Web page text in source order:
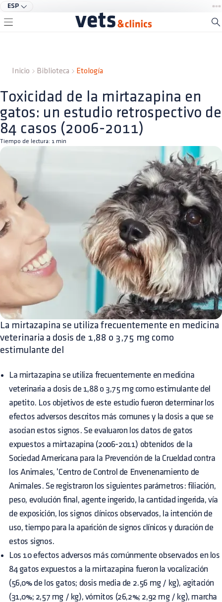
ESP
Inicio Biblioteca Etología
Toxicidad de la mirtazapina en
gatos: un estudio retrospectivo de
84 casos (2006-2011)
Tiempo de lectura: 1 min
La mirtazapina se utiliza frecuentemente en medicina
veterinaria a dosis de 1,88 o 3,75 mg como
estimulante del
La mirtazapina se utiliza frecuentemente en medicina
veterinaria a dosis de 1,88 o 3,75 mg como estimulante del
apetito. Los objetivos de este estudio fueron determinar los
efectos adversos descritos más comunes y la dosis a que se
asocian estos signos. Se evaluaron los datos de gatos
expuestos a mirtazapina (2006-2011) obtenidos de la
Sociedad Americana para la Prevención de la Crueldad contra
los Animales, 'Centro de Control de Envenenamiento de
Animales. Se registraron los siguientes parámetros: filiación,
peso, evolución final, agente ingerido, la cantidad ingerida, vía
de exposición, los signos clínicos observados, la intención de
uso, tiempo para la aparición de signos clínicos y duración de
estos signos.
Los 10 efectos adversos más comúnmente observados en los
84 gatos expuestos a la mirtazapina fueron la vocalización
(56,0% de los gatos; dosis media de 2.56 mg / kg), agitación
(31,0%; 2,57 mg / kg), vómitos (26,2%; 2,92 mg / kg), marcha